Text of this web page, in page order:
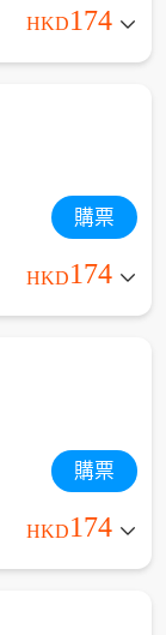
HKD174
購票
HKD174
購票
HKD174